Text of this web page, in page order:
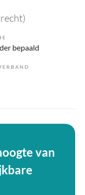
bepaald
van